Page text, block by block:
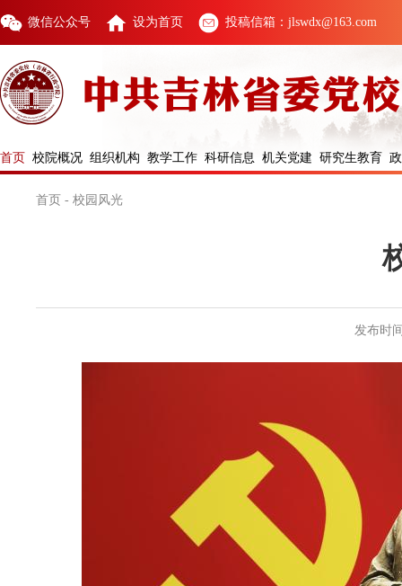
微信公众号 设为首页 投稿信箱：jlswdx@163.com
首页 校院概况 组织机构 教学工作 科研信息 机关党建 研究生教育
首页 - 校园风光
发布时